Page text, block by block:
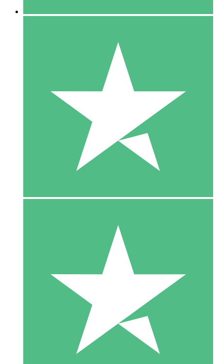
10 Téléchargements
20 00